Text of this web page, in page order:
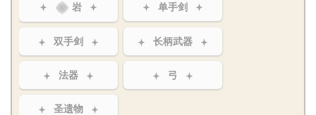
岩 单手剑
双手剑 长柄武器
法器 弓
圣遗物